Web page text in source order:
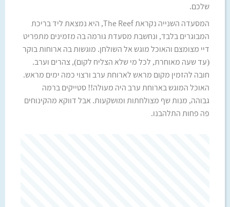
שלכם.
המסעדה השנייה נקראת The Reef, היא נמצאת ליד בריכת
המבוגרים בלבד, ונחשבת מסעדת גורמה בה מזמינים מתפריט
דיי מצומצם והאוכל מוגש אל השולחן. מוגשות בה ארוחות בוקר
(עד שעה מאוחרת, לכל מי שלא הצליח לקום), צהרים וערב.
חובה להזמין מקום מראש לארוחת ערב ורצוי כמה ימים מראש.
האוכל המוגש בארוחת ערב היה מעולה!! סטייקים ברמה
גבוהה, מנות שף מצולחתות ומושקעות. אבל דווקא מהקינוחים
פה פחות התלהבנו.